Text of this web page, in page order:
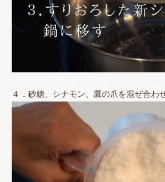
４．砂糖、シナモン、鷹の爪を混ぜ合わ